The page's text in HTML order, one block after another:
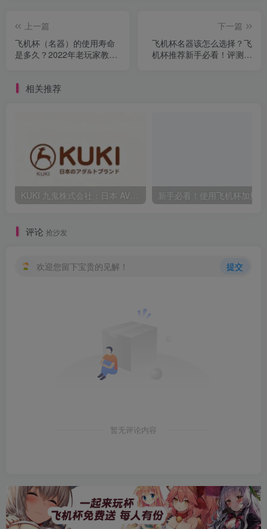
上一篇
飞机杯（名器）的使用寿命
是多久？2022年老玩家教大
下一篇
飞机杯名器该怎么选择？飞
机杯推荐新手必看！评测避
相关推荐
KUKI 九鬼株式会社：日本 AV40 年发展史，从ビニ本到数字点播全见证
评论 抢沙发
欢迎您留下宝贵的见解！ 提交
暂无评论内容